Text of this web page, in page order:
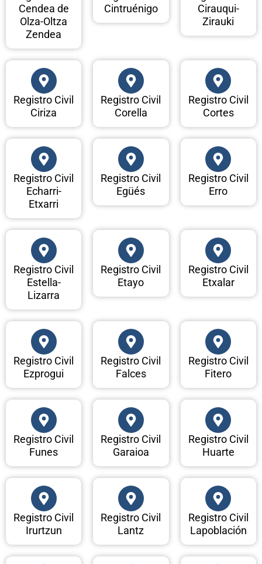
Cendea de
Olza-Oltza
Zendea
Cintruénigo
Cirauqui-
Zirauki
Registro Civil
Ciriza
Registro Civil
Corella
Registro Civil
Cortes
Registro Civil
Echarri-
Etxarri
Registro Civil
Egüés
Registro Civil
Erro
Registro Civil
Estella-
Lizarra
Registro Civil
Etayo
Registro Civil
Etxalar
Registro Civil
Ezprogui
Registro Civil
Falces
Registro Civil
Fitero
Registro Civil
Funes
Registro Civil
Garaioa
Registro Civil
Huarte
Registro Civil
Irurtzun
Registro Civil
Lantz
Registro Civil
Lapoblación